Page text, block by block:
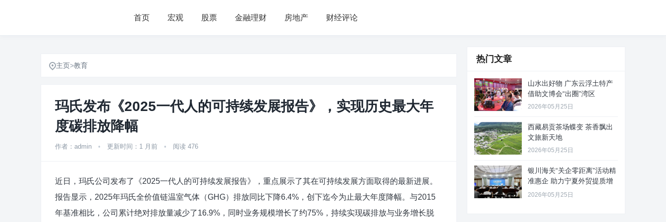
首页 宏观 股票 金融理财 房地产 财经评论
主页>教育
玛氏发布《2025一代人的可持续发展报告》，实现历史最大年
度碳排放降幅
作者：admin • 更新时间：1 月前 • 阅读 476
​近日，玛氏公司发布了《2025一代人的可持续发展报告》，重点展示了其在可持续发展方面取得的最新进展。
报告显示，2025年玛氏全价值链温室气体（GHG）排放同比下降6.4%，创下迄今为止最大年度降幅。与2015
年基准相比，公司累计绝对排放量减少了16.9%，同时业务规模增长了约75%，持续实现碳排放与业务增长脱
热门文章
山水出好物 广东云浮土特产
借助文博会“出圈”湾区
2026年05月25日
西藏易贡茶场蝶变 茶香飘出
文旅新天地
2026年05月25日
银川海关“关企零距离”活动精
准惠企 助力宁夏外贸提质增
效
2026年05月25日